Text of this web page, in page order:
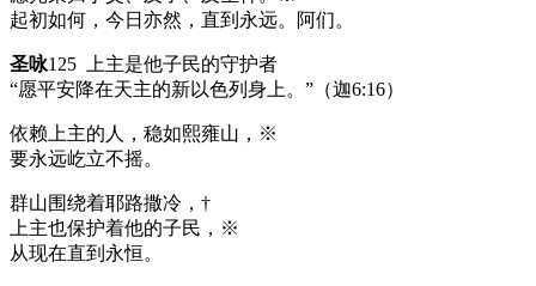
起初如何，今日亦然，直到永远。阿们。
圣咏125 上主是他子民的守护者
“愿平安降在天主的新以色列身上。”（迦6:16）
依赖上主的人，稳如熙雍山，※
要永远屹立不摇。
群山围绕着耶路撒冷，†
上主也保护着他的子民，※
从现在直到永恒。